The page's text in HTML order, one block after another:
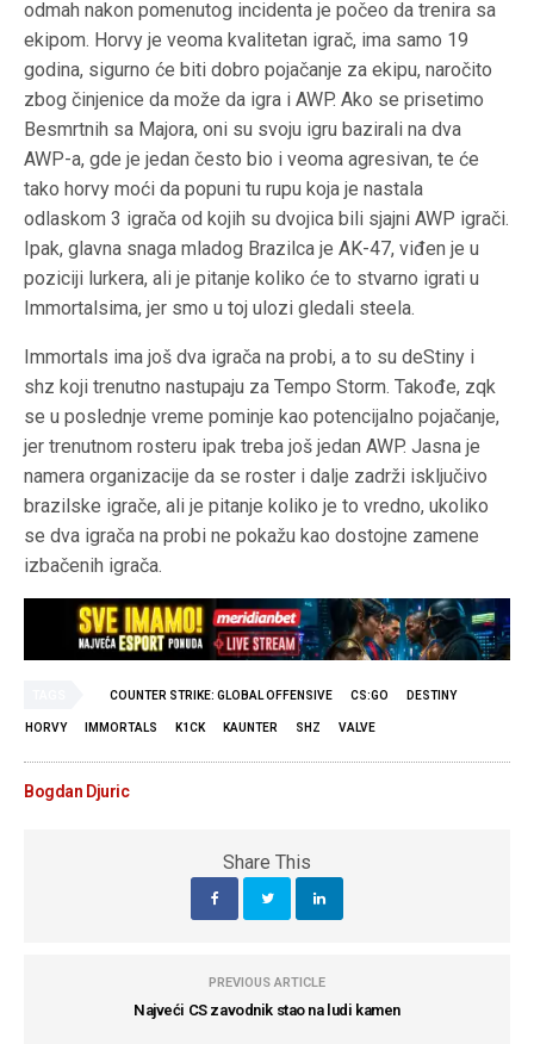
odmah nakon pomenutog incidenta je počeo da trenira sa
ekipom. Horvy je veoma kvalitetan igrač, ima samo 19
godina, sigurno će biti dobro pojačanje za ekipu, naročito
zbog činjenice da može da igra i AWP. Ako se prisetimo
Besmrtnih sa Majora, oni su svoju igru bazirali na dva
AWP-a, gde je jedan često bio i veoma agresivan, te će
tako horvy moći da popuni tu rupu koja je nastala
odlaskom 3 igrača od kojih su dvojica bili sjajni AWP igrači.
Ipak, glavna snaga mladog Brazilca je AK-47, viđen je u
poziciji lurkera, ali je pitanje koliko će to stvarno igrati u
Immortalsima, jer smo u toj ulozi gledali steela.
Immortals ima još dva igrača na probi, a to su deStiny i
shz koji trenutno nastupaju za Tempo Storm. Takođe, zqk
se u poslednje vreme pominje kao potencijalno pojačanje,
jer trenutnom rosteru ipak treba još jedan AWP. Jasna je
namera organizacije da se roster i dalje zadrži isključivo
brazilske igrače, ali je pitanje koliko je to vredno, ukoliko
se dva igrača na probi ne pokažu kao dostojne zamene
izbačenih igrača.
COUNTER STRIKE: GLOBAL OFFENSIVE CS:GO DESTINY
HORVY IMMORTALS K1CK KAUNTER SHZ VALVE
Bogdan Djuric
Share This
PREVIOUS ARTICLE
Najveći CS zavodnik stao na ludi kamen